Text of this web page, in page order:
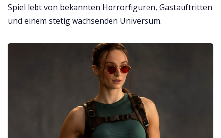
Spiel lebt von bekannten Horrorfiguren, Gastauftritten
und einem stetig wachsenden Universum.